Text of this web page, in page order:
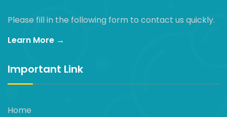
Please fill in the following form to contact us quickly.
Learn More →
Important Link
Home